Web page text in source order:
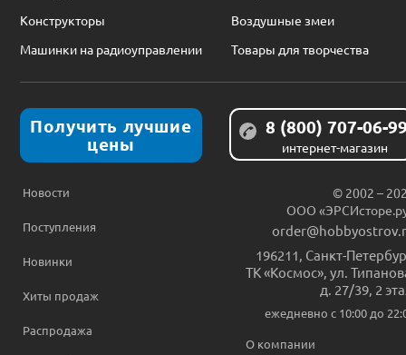
Конструкторы
Воздушные змеи
Машинки на радиоуправлении
Товары для творчества
Получить лучшие
цены
8 (800) 707-06-
интернет-магазин
Новости
Поступления
Новинки
Хиты продаж
Распродажа
© 2002 –
ООО
196211, Санкт-
ТК «Космос», ул.
д. 27/39, 2
ежедневно c 10:00 до
О компании